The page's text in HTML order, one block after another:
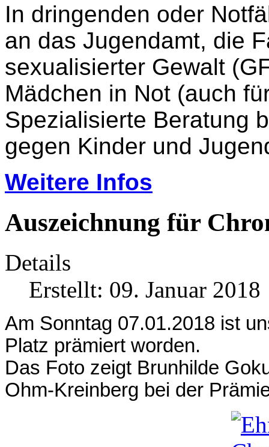
In dringenden oder
an das Jugendamt, die
sexualisierter Gewalt
Mädchen in Not (auch
Spezialisierte Beratung
gegen Kinder und
Weitere Infos
Auszeichnung für
Details
Erstellt: 09. Januar 2018
Am Sonntag 07.01.2018 ist
Platz prämiert worden.
Das Foto zeigt Brunhilde
Ohm-Kreinberg bei der